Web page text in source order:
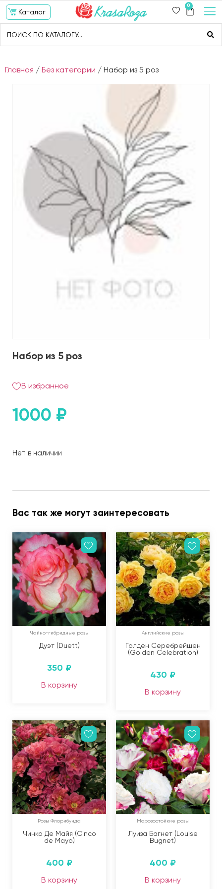
Каталог
0
Главная / Без категории / Набор из 5 роз
Набор из 5 роз
В избранное
1000 ₽
Нет в наличии
Вас так же могут заинтересовать
Чайно-гибридные розы
Дуэт (Duett)
350 ₽
В корзину
Английские розы
Голден Серебрейшен
(Golden Celebration)
430 ₽
В корзину
Розы Флорибунда
Чинко Де Майя (Cinco
de Mayo)
400 ₽
В корзину
Морозостойкие розы
Луиза Багнет (Louise
Bugnet)
400 ₽
В корзину